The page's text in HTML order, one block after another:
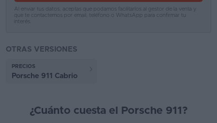
2026
Al enviar tus datos, aceptas que podamos facilitarlos al gestor de la venta y
que te contactemos por email, teléfono o WhatsApp para confirmar tu
interés.
OTRAS VERSIONES
PRECIOS
Porsche 911 Cabrio
¿Cuánto cuesta el Porsche 911?